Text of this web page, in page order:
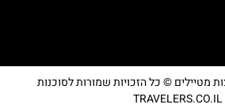
מטיילים © כל הזכויות שמורות לסוכנות
TRAVELERS.CO.IL